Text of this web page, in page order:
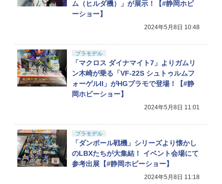
ム（ヒルダ機）」が展示！【#静岡ホビ
ーショー】
2024年5月8日 10:48
プラモデル
「マクロス ダイナマイト7」よりガムリ
ン木崎が乗る「VF-22S シュトゥルムフ
ォーゲルII」がHGプラモで登場！【#静
岡ホビーショー】
2024年5月8日 11:01
プラモデル
「ダンボール戦機」シリーズより懐かし
のLBXたちが大集結！ イベント会場にて
参考出展【#静岡ホビーショー】
2024年5月8日 11:18